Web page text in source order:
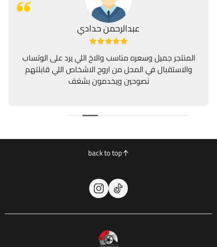
عبدالرحمن حدادي
المنتجر جميل وسعره مناسب والاخ اللي يرد على الوتساب
والاستقبال في المحل من اروح الاشخاص اللي قابلتهم
نصوحين ويخدمون بشغف
back to top